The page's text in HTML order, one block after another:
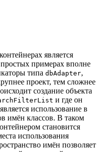
является
примерах вполне
типа dbAdapter,
проект, тем сложнее
создание объекта
и где он
использование в
имён классов. В таком
становится
использования
имён позволяет